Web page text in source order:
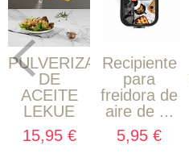
PULVERIZADOR
DE
ACEITE
LEKUE
15,95 €
Recipiente
para
freidora de
aire de ...
5,95 €